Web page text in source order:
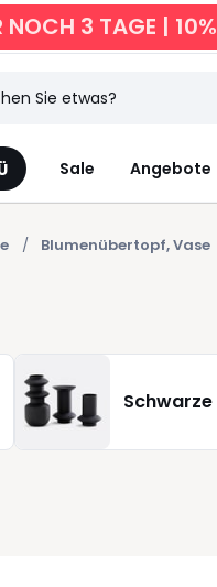
NOCH 3 TAGE |
Sale Angebote
Blumenübertopf, Vase